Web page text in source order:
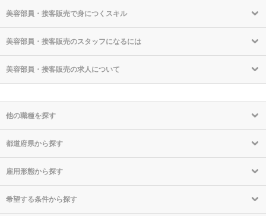
美容部員・接客販売で身につくスキル
美容部員・接客販売のスタッフになるには
美容部員・接客販売の求人について
他の職種を探す
都道府県から探す
雇用形態から探す
希望する条件から探す